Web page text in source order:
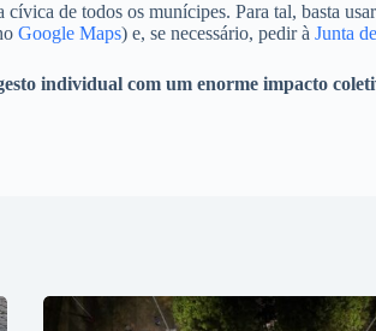
de todos os munícipes. Para tal, basta
Google Maps) e, se necessário, pedir à Junta
individual com um enorme impacto